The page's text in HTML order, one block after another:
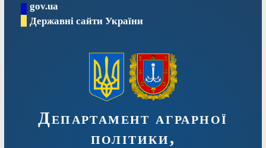
Перейтиgov.ua
Державні сайти України
Департамент аграрної
політики,